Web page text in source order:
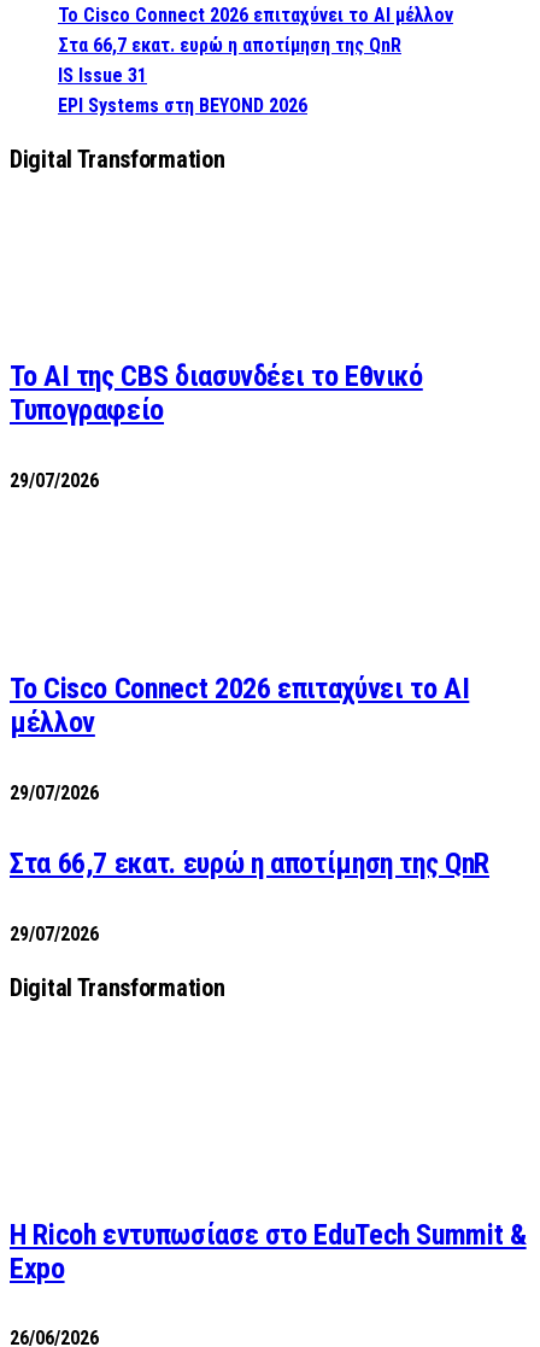
Το Cisco Connect 2026 επιταχύνει το AI μέλλον
Στα 66,7 εκατ. ευρώ η αποτίμηση της QnR
IS Issue 31
EPI Systems στη BEYOND 2026
Digital Transformation
Το AI της CBS διασυνδέει το Εθνικό
Τυπογραφείο
29/07/2026
Το Cisco Connect 2026 επιταχύνει το AI
μέλλον
29/07/2026
Στα 66,7 εκατ. ευρώ η αποτίμηση της QnR
29/07/2026
Digital Transformation
Η Ricoh εντυπωσίασε στο EduTech Summit &
Expo
26/06/2026